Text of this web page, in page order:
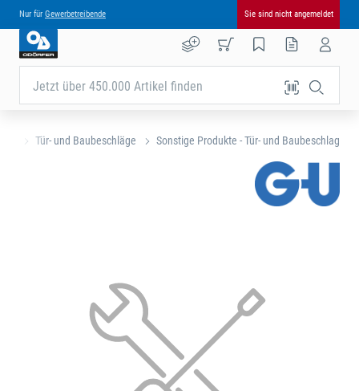
Nur für Gewerbetreibende Sie sind nicht angemeldet
Jetzt über 450.000 Artikel finden
Tür- und Baubeschläge Sonstige Produkte - Tür- und Baubeschlag